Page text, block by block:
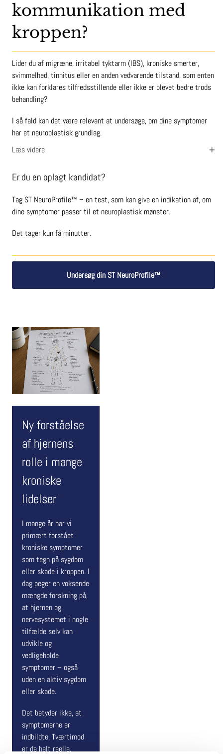
kommunikation med
kroppen?
Lider du af migræne, irritabel tyktarm (IBS), kroniske smerter,
svimmelhed, tinnitus eller en anden vedvarende tilstand, som enten
ikke kan forklares tilfredsstillende eller ikke er blevet bedre trods
behandling?
I så fald kan det være relevant at undersøge, om dine symptomer
har et neuroplastisk grundlag.
Læs videre
+
Er du en oplagt kandidat?
Tag ST NeuroProfile™ – en test, som kan give en indikation af, om
dine symptomer passer til et neuroplastisk mønster.
Det tager kun få minutter.
Undersøg din ST NeuroProfile™
Ny forståelse
af hjernens
rolle i mange
kroniske
lidelser
I mange år har vi
primært forstået
kroniske symptomer
som tegn på sygdom
eller skade i kroppen. I
dag peger en voksende
mængde forskning på,
at hjernen og
nervesystemet i nogle
tilfælde selv kan
udvikle og
vedligeholde
symptomer – også
uden en aktiv sygdom
eller skade.
Det betyder ikke, at
symptomerne er
indbildte. Tværtimod
er de helt reelle.